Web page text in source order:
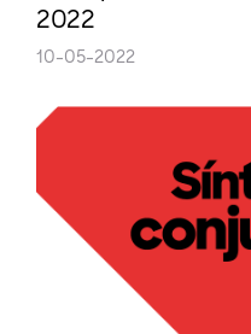
2022
10-05-2022